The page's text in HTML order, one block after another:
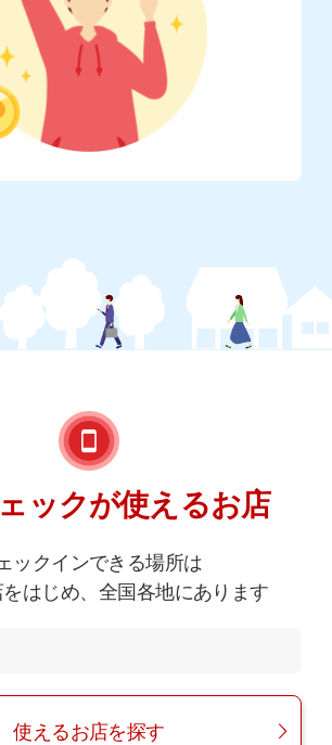
ックが使えるお店
ックインできる場所は
はじめ、全国各地にあります
使えるお店を探す